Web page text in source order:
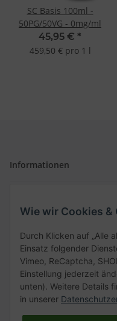
SC Basis 100ml -
50PG/50VG - 0mg/ml
45,95 € *
459,50 € pro 1 l
Informationen
Kategorien
Wie wir Cookies &
Durch Klicken auf „Alle
Einsatz folgender
Vimeo, ReCaptcha,
Einstellung jederzeit
unten). Weitere Details
in unserer